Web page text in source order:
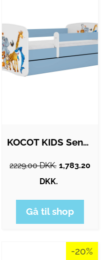
KOCOT KIDS Seng babydreams blå dyr uden…
2229.00 DKK. 1,783.20
DKK.
Gå til shop
-20%